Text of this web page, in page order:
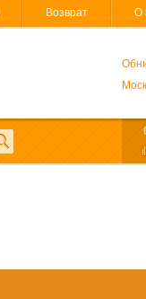
Возврат О